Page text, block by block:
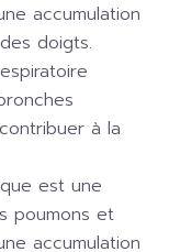
accumulation
doigts.
à la
est une
poumons et
accumulation